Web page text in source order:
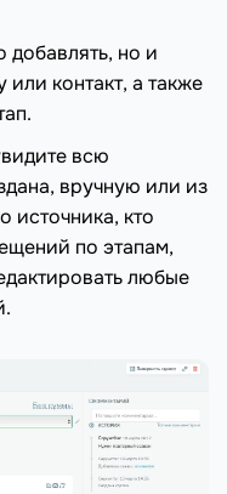
добавлять, но и
или контакт, а также
всю
вручную или из
источника, кто
по этапам,
любые